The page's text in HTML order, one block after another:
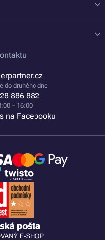
do druhého dne
886 882
– 16:00
na Facebooku